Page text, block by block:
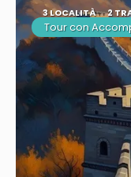
3 LOCALITÀ 2
Tour con